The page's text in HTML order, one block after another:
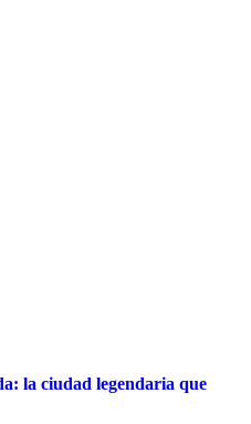
la ciudad legendaria que